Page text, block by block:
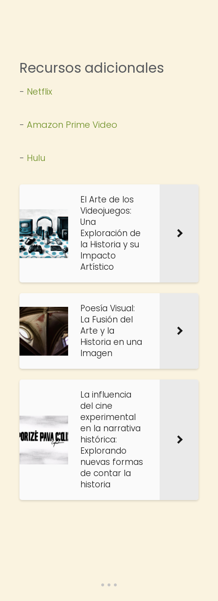
Recursos adicionales
- Netflix
- Amazon Prime Video
- Hulu
El Arte de los
Videojuegos:
Una
Exploración de
la Historia y su
Impacto
Artístico
Poesía Visual:
La Fusión del
Arte y la
Historia en una
Imagen
La influencia
del cine
experimental
en la narrativa
histórica:
Explorando
nuevas formas
de contar la
historia